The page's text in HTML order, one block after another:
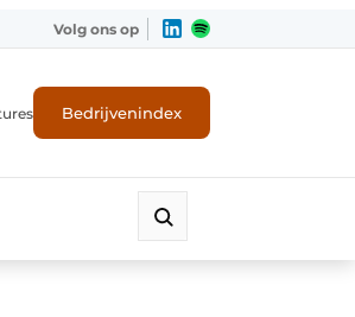
Volg ons op
Bedrijvenindex